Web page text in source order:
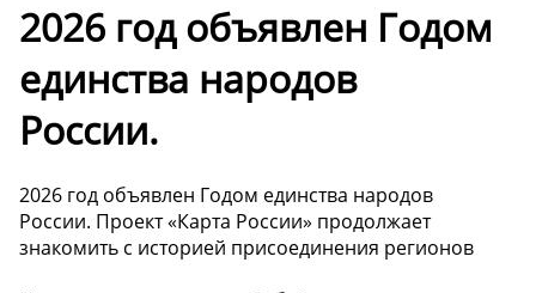
2026 год объявлен Годом
единства народов
России.
2026 год объявлен Годом единства народов
России. Проект «Карта России» продолжает
знакомить с историей присоединения регионов